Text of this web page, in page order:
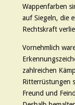
Wappenfarben
auf Siegeln, die
Rechtskraft
Vornehmlich
zahlreichen
Ritterrüstungen
Freund und